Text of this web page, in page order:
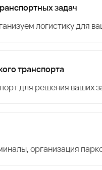
задач
логистику для
транспорта
для решения ваших
организация